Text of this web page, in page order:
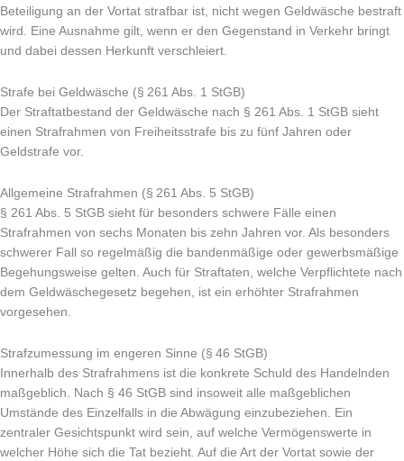
Beteiligung an der Vortat strafbar ist, nicht wegen Geldwäsche bestraft
wird. Eine Ausnahme gilt, wenn er den Gegenstand in Verkehr bringt
und dabei dessen Herkunft verschleiert.
Strafe bei Geldwäsche (§ 261 Abs. 1 StGB)
Der Straftatbestand der Geldwäsche nach § 261 Abs. 1 StGB sieht
einen Strafrahmen von Freiheitsstrafe bis zu fünf Jahren oder
Geldstrafe vor.
Allgemeine Strafrahmen (§ 261 Abs. 5 StGB)
§ 261 Abs. 5 StGB sieht für besonders schwere Fälle einen
Strafrahmen von sechs Monaten bis zehn Jahren vor. Als besonders
schwerer Fall so regelmäßig die bandenmäßige oder gewerbsmäßige
Begehungsweise gelten. Auch für Straftaten, welche Verpflichtete nach
dem Geldwäschegesetz begehen, ist ein erhöhter Strafrahmen
vorgesehen.
Strafzumessung im engeren Sinne (§ 46 StGB)
Innerhalb des Strafrahmens ist die konkrete Schuld des Handelnden
maßgeblich. Nach § 46 StGB sind insoweit alle maßgeblichen
Umstände des Einzelfalls in die Abwägung einzubeziehen. Ein
zentraler Gesichtspunkt wird sein, auf welche Vermögenswerte in
welcher Höhe sich die Tat bezieht. Auf die Art der Vortat sowie der